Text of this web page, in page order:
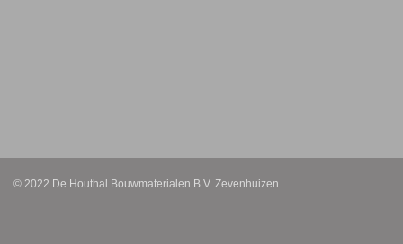
© 2022 De Houthal Bouwmaterialen B.V. Zevenhuizen.